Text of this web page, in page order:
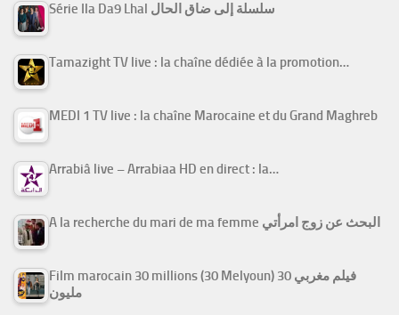
Série Ila Da9 Lhal سلسلة إلى ضاق الحال
Tamazight TV live : la chaîne dédiée à la promotion…
MEDI 1 TV live : la chaîne Marocaine et du Grand Maghreb
Arrabiâ live – Arrabiaa HD en direct : la…
A la recherche du mari de ma femme البحث عن زوج امرأتي
Film marocain 30 millions (30 Melyoun) فيلم مغربي 30
مليون